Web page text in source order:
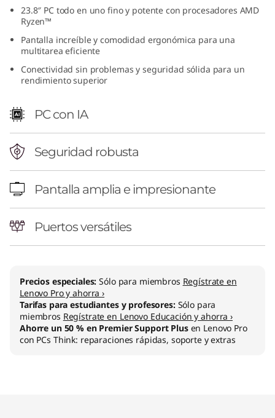
2
4
A
M
D
T
23.8″ PC todo en uno fino y potente con procesadores AMD
Ryzen™
Pantalla increíble y comodidad ergonómica para una
multitarea eficiente
Conectividad sin problemas y seguridad sólida para un
rendimiento superior
PC con IA
Seguridad robusta
Pantalla amplia e impresionante
Puertos versátiles
Precios especiales:Sólo para miembros Regístrate en
Lenovo Pro y ahorra ›
Tarifas para estudiantes y profesores: Sólo para
miembros Regístrate en Lenovo Educación y ahorra ›
Ahorre un 50 % en Premier Support Plusen Lenovo Pro
con PCs Think: reparaciones rápidas, soporte y extras